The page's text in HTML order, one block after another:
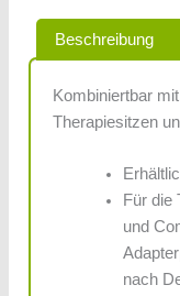
Beschreibung
Kombiniertbar
Therapiesitzen
Für die
und
nach